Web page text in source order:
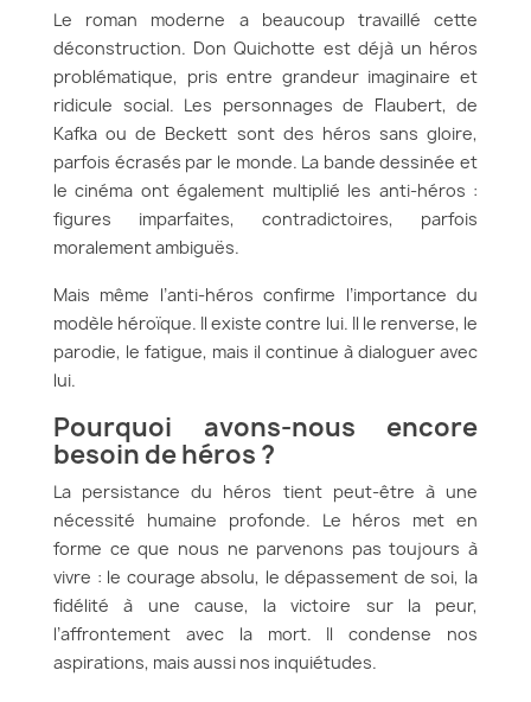
Le roman moderne a beaucoup travaillé cette
déconstruction. Don Quichotte est déjà un héros
problématique, pris entre grandeur imaginaire et
ridicule social. Les personnages de Flaubert, de
Kafka ou de Beckett sont des héros sans gloire,
parfois écrasés par le monde. La bande dessinée et
le cinéma ont également multiplié les anti-héros :
figures imparfaites, contradictoires, parfois
moralement ambiguës.
Mais même l’anti-héros confirme l’importance du
modèle héroïque. Il existe contre lui. Il le renverse, le
parodie, le fatigue, mais il continue à dialoguer avec
lui.
Pourquoi avons-nous encore
besoin de héros ?
La persistance du héros tient peut-être à une
nécessité humaine profonde. Le héros met en
forme ce que nous ne parvenons pas toujours à
vivre : le courage absolu, le dépassement de soi, la
fidélité à une cause, la victoire sur la peur,
l’affrontement avec la mort. Il condense nos
aspirations, mais aussi nos inquiétudes.